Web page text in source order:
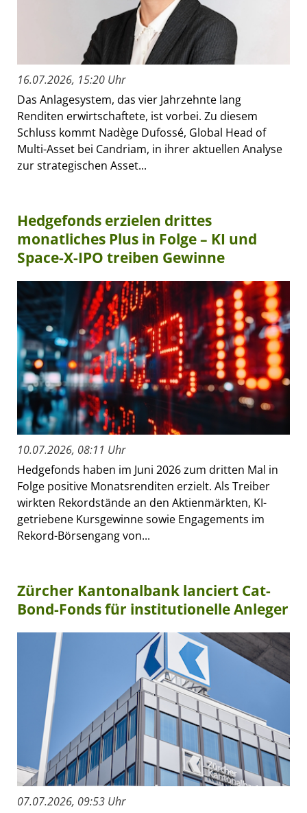
16.07.2026, 15:20 Uhr
Das Anlagesystem, das vier Jahrzehnte lang
Renditen erwirtschaftete, ist vorbei. Zu diesem
Schluss kommt Nadège Dufossé, Global Head of
Multi-Asset bei Candriam, in ihrer aktuellen Analyse
zur strategischen Asset...
Hedgefonds erzielen drittes
monatliches Plus in Folge – KI und
Space-X-IPO treiben Gewinne
10.07.2026, 08:11 Uhr
Hedgefonds haben im Juni 2026 zum dritten Mal in
Folge positive Monatsrenditen erzielt. Als Treiber
wirkten Rekordstände an den Aktienmärkten, KI-
getriebene Kursgewinne sowie Engagements im
Rekord-Börsengang von...
Zürcher Kantonalbank lanciert Cat-
Bond-Fonds für institutionelle Anleger
07.07.2026, 09:53 Uhr